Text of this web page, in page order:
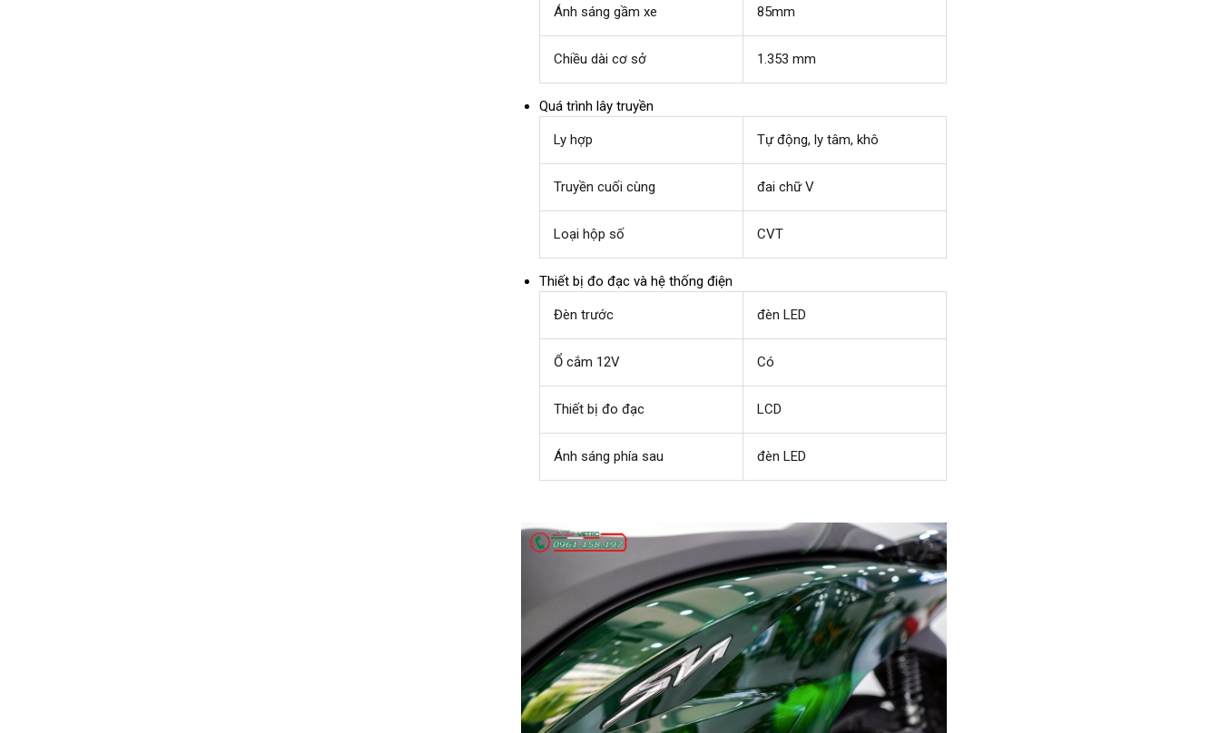
Ánh sáng gầm xe 85mm
Chiều dài cơ sở 1.353 mm
Quá trình lây truyền
Ly hợp Tự động, ly tâm, khô
Truyền cuối cùng đai chữ V
Loại hộp số CVT
Thiết bị đo đạc và hệ thống điện
Đèn trước đèn LED
Ổ cắm 12V Có
Thiết bị đo đạc LCD
Ánh sáng phía sau đèn LED